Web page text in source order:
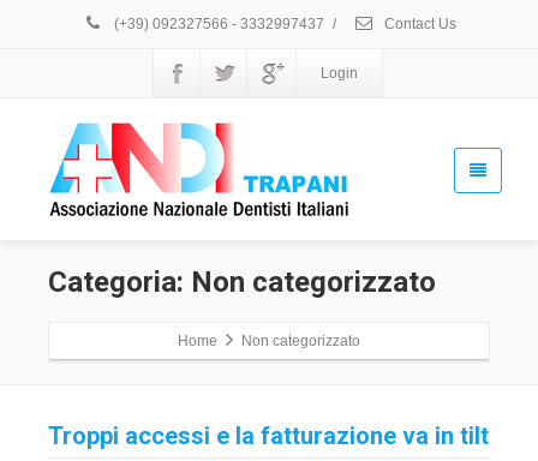
(+39) 092327566 - 3332997437 / Contact Us
Login
Categoria: Non categorizzato
Home Non categorizzato
Troppi accessi e la fatturazione va in tilt